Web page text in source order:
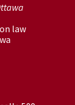
law